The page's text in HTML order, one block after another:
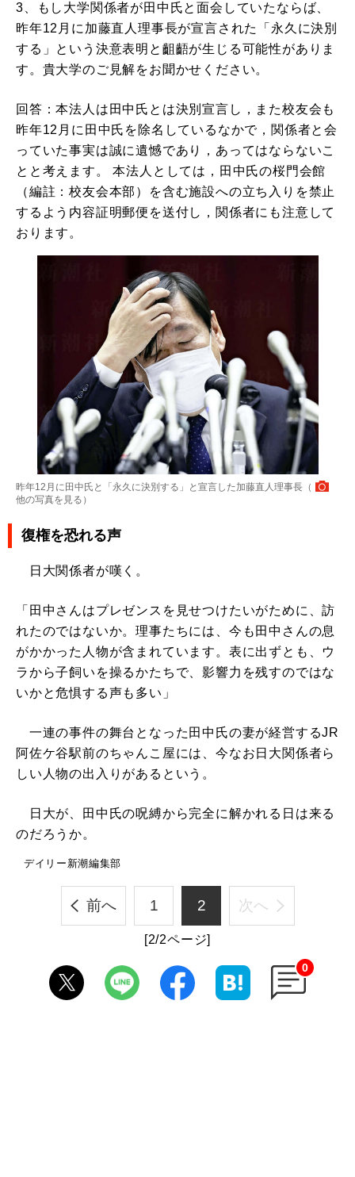
3、もし大学関係者が田中氏と面会していたならば、
昨年12月に加藤直人理事長が宣言された「永久に決別
する」という決意表明と齟齬が生じる可能性がありま
す。貴大学のご見解をお聞かせください。
回答：本法人は田中氏とは決別宣言し，また校友会も
昨年12月に田中氏を除名しているなかで，関係者と会
っていた事実は誠に遺憾であり，あってはならないこ
とと考えます。 本法人としては，田中氏の桜門会館
（編註：校友会本部）を含む施設への立ち入りを禁止
するよう内容証明郵便を送付し，関係者にも注意して
おります。
昨年12月に田中氏と「永久に決別する」と宣言した加藤直人理事長（
他の写真を見る ）
復権を恐れる声
日大関係者が嘆く。
「田中さんはプレゼンスを見せつけたいがために、訪
れたのではないか。理事たちには、今も田中さんの息
がかかった人物が含まれています。表に出ずとも、ウ
ラから子飼いを操るかたちで、影響力を残すのではな
いかと危惧する声も多い」
一連の事件の舞台となった田中氏の妻が経営するJR
阿佐ケ谷駅前のちゃんこ屋には、今なお日大関係者ら
しい人物の出入りがあるという。
日大が、田中氏の呪縛から完全に解かれる日は来る
のだろうか。
デイリー新潮編集部
前へ 1 2 次へ
[2/2ページ]
0